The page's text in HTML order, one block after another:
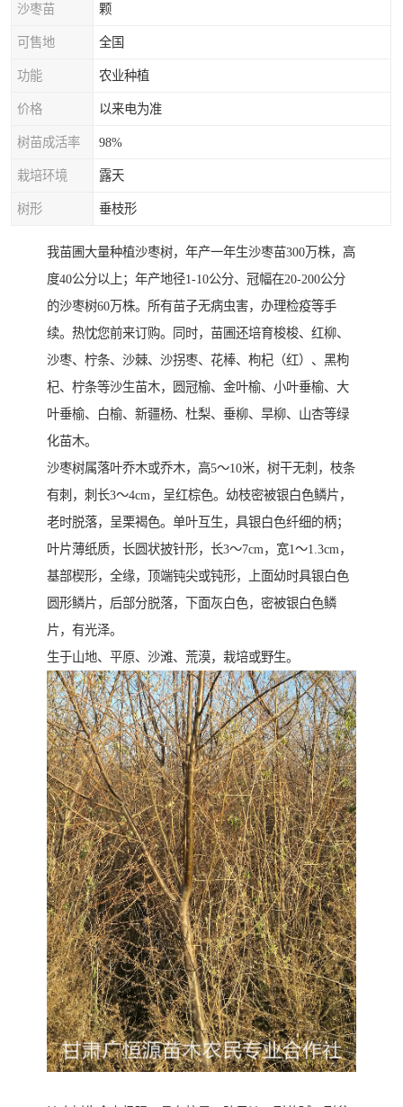
沙枣苗 颗
可售地 全国
功能 农业种植
价格 以来电为准
树苗成活率 98%
栽培环境 露天
树形 垂枝形
我苗圃大量种植沙枣树，年产一年生沙枣苗300万株，高
度40公分以上；年产地径1-10公分、冠幅在20-200公分
的沙枣树60万株。所有苗子无病虫害，办理检疫等手
续。热忱您前来订购。同时，苗圃还培育梭梭、红柳、
沙枣、柠条、沙棘、沙拐枣、花棒、枸杞（红）、黑枸
杞、柠条等沙生苗木，圆冠榆、金叶榆、小叶垂榆、大
叶垂榆、白榆、新疆杨、杜梨、垂柳、旱柳、山杏等绿
化苗木。
沙枣树属落叶乔木或乔木，高5～10米，树干无刺，枝条
有刺，刺长3～4cm，呈红棕色。幼枝密被银白色鳞片，
老时脱落，呈栗褐色。单叶互生，具银白色纤细的柄；
叶片薄纸质，长圆状披针形，长3～7cm，宽1～1.3cm，
基部楔形，全缘，顶端钝尖或钝形，上面幼时具银白色
圆形鳞片，后部分脱落，下面灰白色，密被银白色鳞
片，有光泽。
生于山地、平原、沙滩、荒漠，栽培或野生。